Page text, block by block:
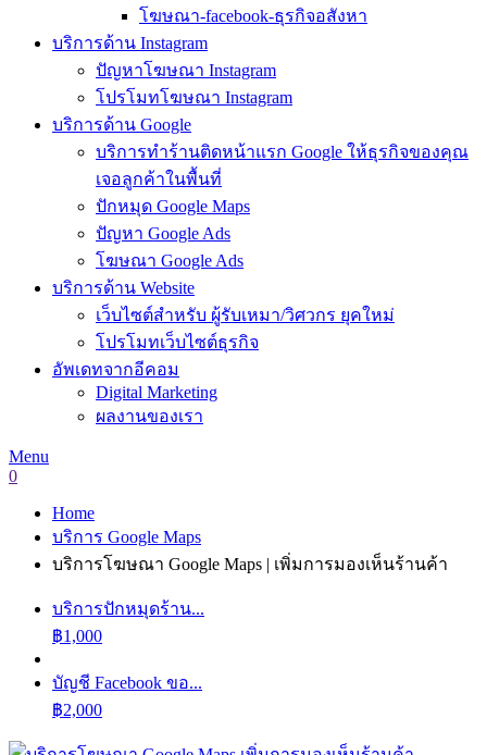
โฆษณา-facebook-ธุรกิจอสังหา
บริการด้าน Instagram
ปัญหาโฆษณา Instagram
โปรโมทโฆษณา Instagram
บริการด้าน Google
บริการทำร้านติดหน้าแรก Google ให้ธุรกิจของคุณ
เจอลูกค้าในพื้นที่
ปักหมุด Google Maps
ปัญหา Google Ads
โฆษณา Google Ads
บริการด้าน Website
เว็บไซต์สำหรับ ผู้รับเหมา/วิศวกร ยุคใหม่
โปรโมทเว็บไซต์ธุรกิจ
อัพเดทจากอีคอม
Digital Marketing
ผลงานของเรา
Menu
0
Home
บริการ Google Maps
บริการโฆษณา Google Maps | เพิ่มการมองเห็นร้านค้า
บริการปักหมุดร้าน...
฿1,000
บัญชี Facebook ขอ...
฿2,000